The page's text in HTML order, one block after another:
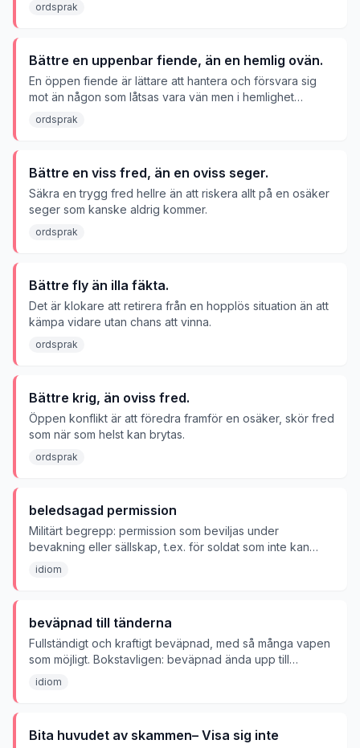
ordsprak
Bättre en uppenbar fiende, än en hemlig ovän.
En öppen fiende är lättare att hantera och försvara sig
mot än någon som låtsas vara vän men i hemlighet
motarbetar dig.
ordsprak
Bättre en viss fred, än en oviss seger.
Säkra en trygg fred hellre än att riskera allt på en osäker
seger som kanske aldrig kommer.
ordsprak
Bättre fly än illa fäkta.
Det är klokare att retirera från en hopplös situation än att
kämpa vidare utan chans att vinna.
ordsprak
Bättre krig, än oviss fred.
Öppen konflikt är att föredra framför en osäker, skör fred
som när som helst kan brytas.
ordsprak
beledsagad permission
Militärt begrepp: permission som beviljas under
bevakning eller sällskap, t.ex. för soldat som inte kan
lämnas utan tillsyn.
idiom
beväpnad till tänderna
Fullständigt och kraftigt beväpnad, med så många vapen
som möjligt. Bokstavligen: beväpnad ända upp till
tänderna.
idiom
Bita huvudet av skammen– Visa sig inte